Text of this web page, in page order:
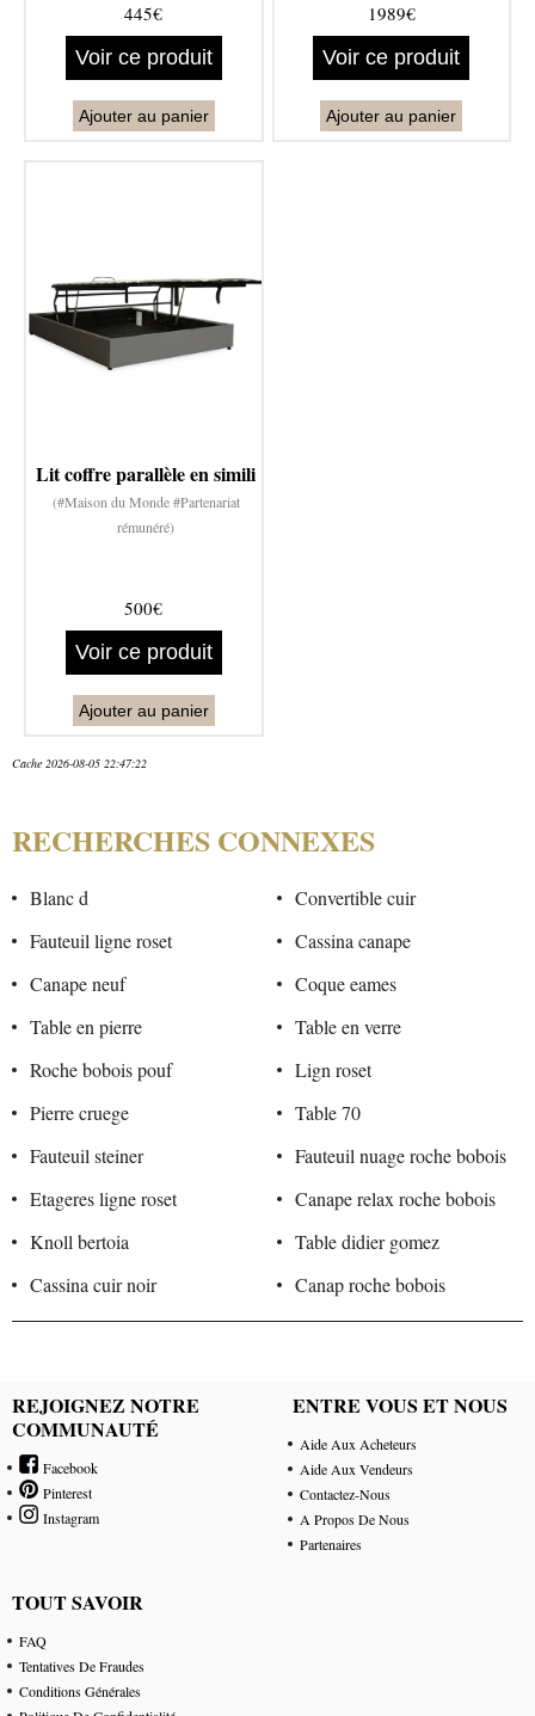
445€
Voir ce produit
Ajouter au panier
1989€
Voir ce produit
Ajouter au panier
Lit coffre parallèle en simili
(#Maison du Monde #Partenariat
rémunéré)
500€
Voir ce produit
Ajouter au panier
Cache 2026-08-05 22:47:22
RECHERCHES CONNEXES
Blanc d
Convertible cuir
Fauteuil ligne roset
Cassina canape
Canape neuf
Coque eames
Table en pierre
Table en verre
Roche bobois pouf
Lign roset
Pierre cruege
Table 70
Fauteuil steiner
Fauteuil nuage roche bobois
Etageres ligne roset
Canape relax roche bobois
Knoll bertoia
Table didier gomez
Cassina cuir noir
Canap roche bobois
REJOIGNEZ NOTRE
COMMUNAUTÉ
Facebook
Pinterest
Instagram
ENTRE VOUS ET NOUS
Aide Aux Acheteurs
Aide Aux Vendeurs
Contactez-Nous
A Propos De Nous
Partenaires
TOUT SAVOIR
FAQ
Tentatives De Fraudes
Conditions Générales